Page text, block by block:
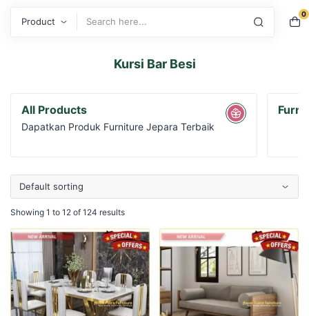
0
Kursi Bar Besi
All Products
Dapatkan Produk Furniture Jepara Terbaik
Showing 1 to 12 of 124 results